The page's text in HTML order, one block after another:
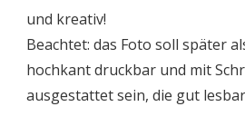
und kreativ!
Beachtet: das Foto soll später
hochkant druckbar und mit
ausgestattet sein, die gut